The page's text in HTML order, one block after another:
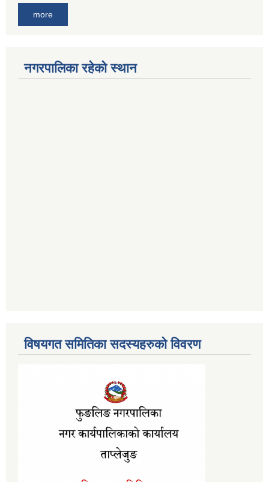
more
नगरपालिका रहेको स्थान
विषयगत समितिका सदस्यहरुको विवरण